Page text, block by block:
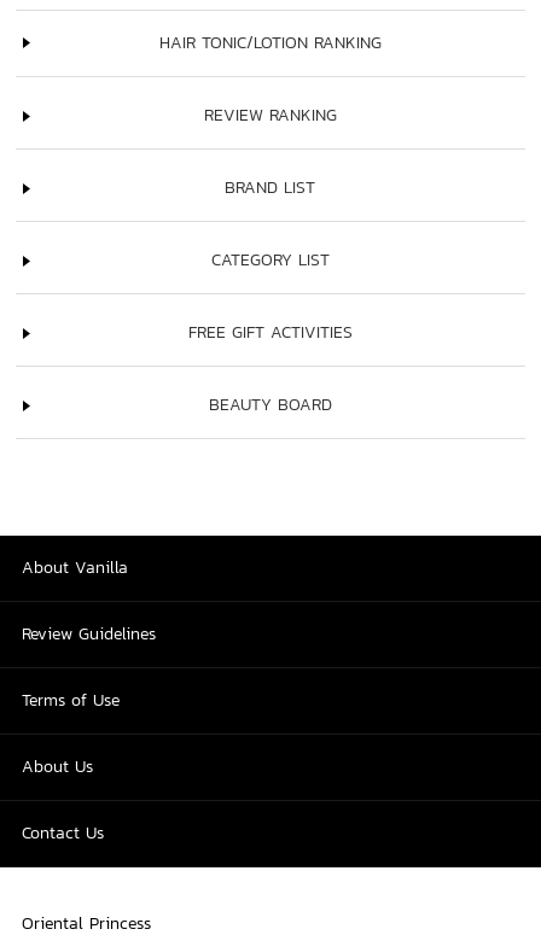
HAIR TONIC/LOTION RANKING
REVIEW RANKING
BRAND LIST
CATEGORY LIST
FREE GIFT ACTIVITIES
BEAUTY BOARD
About Vanilla
Review Guidelines
Terms of Use
About Us
Contact Us
Oriental Princess